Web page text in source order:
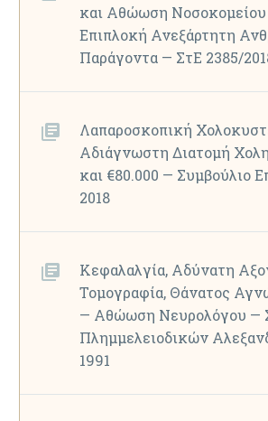
και Αθώωση Νοσοκομείου
Επιπλοκή Ανεξάρτητη
Παράγοντα — ΣτΕ 2385/
Λαπαροσκοπική
Αδιάγνωστη Διατομή
και €80.000 — Συμβούλιο
2018
Κεφαλαλγία, Αδύνατη
Τομογραφία, Θάνατος
— Αθώωση Νευρολόγου —
Πλημμελειοδικών
1991